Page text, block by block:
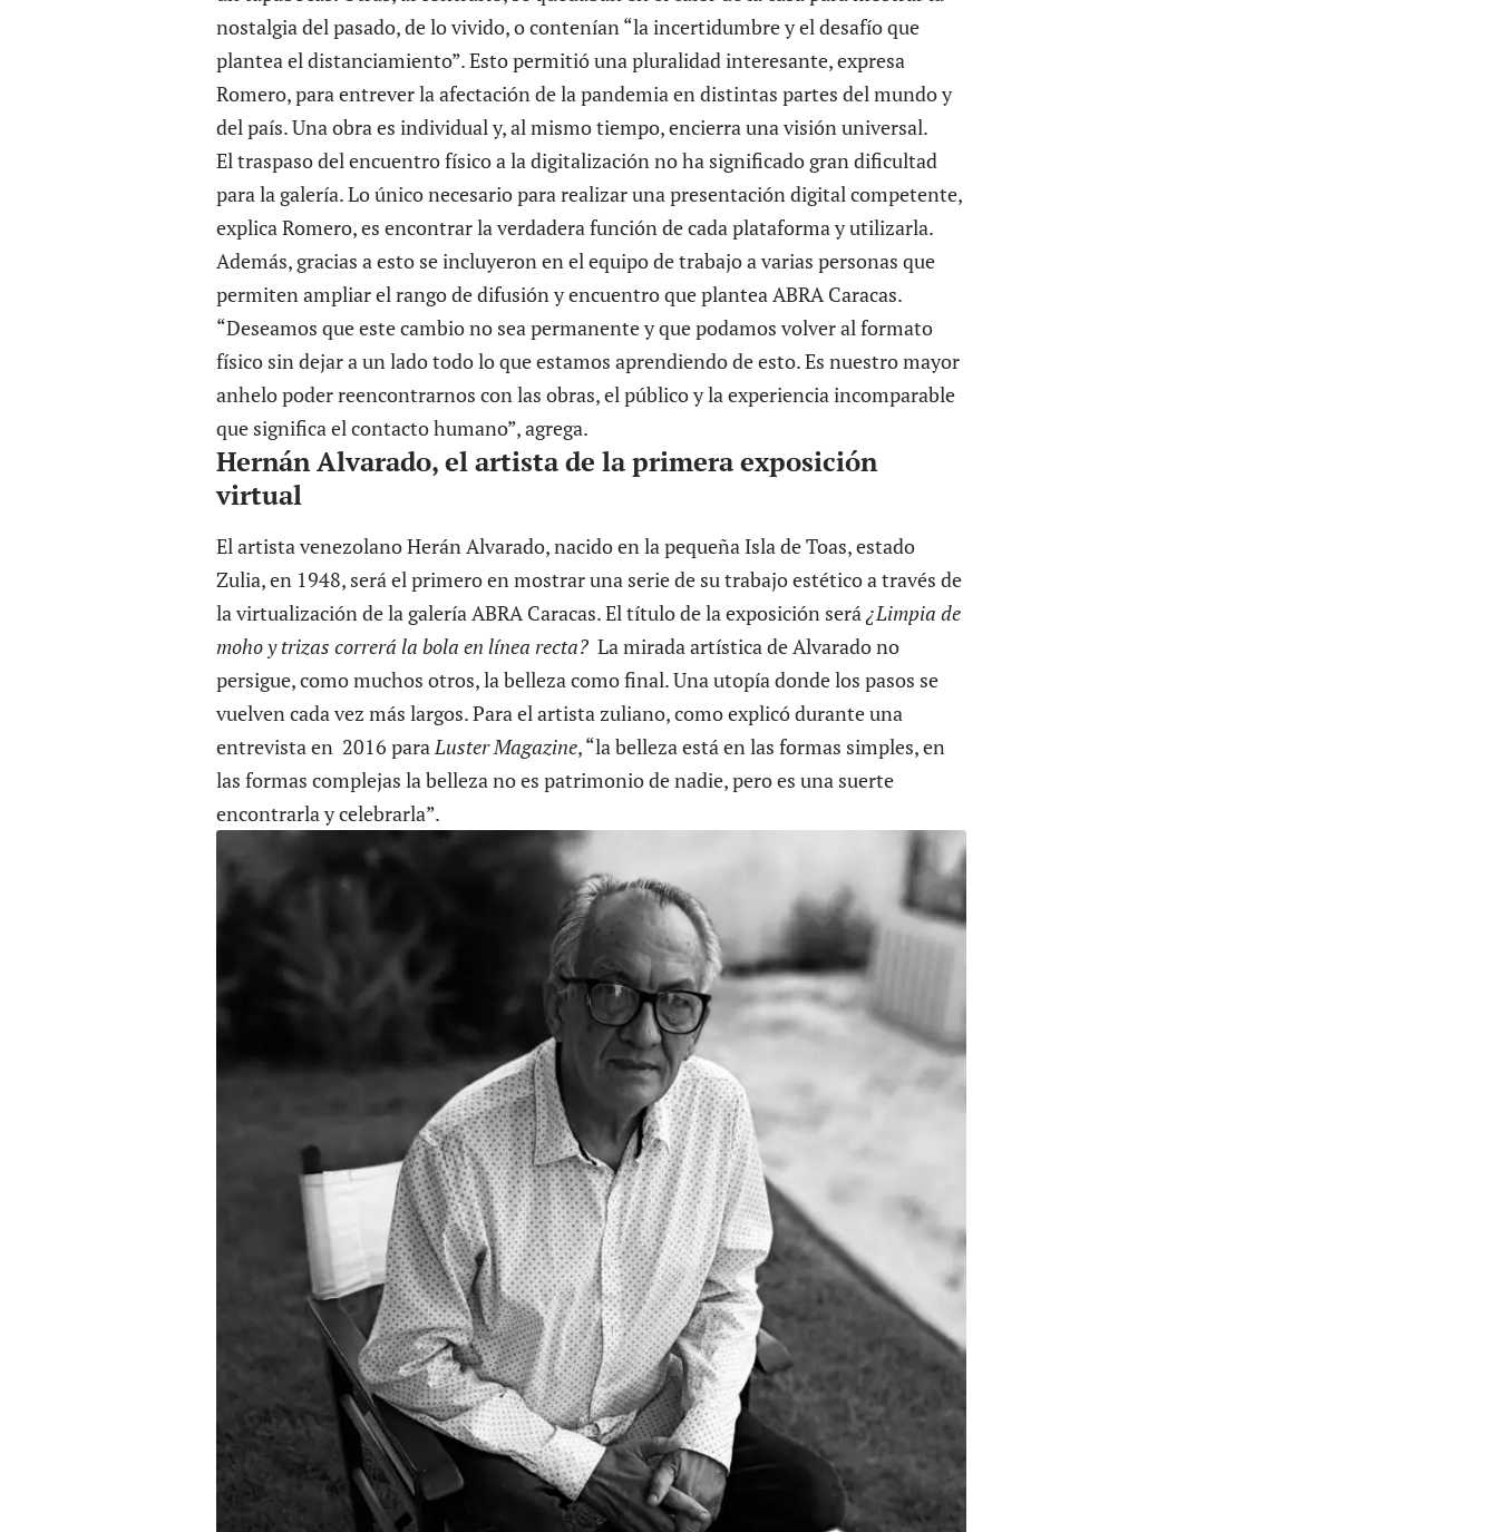
nostalgia del pasado, de lo vivido, o contenían “la incertidumbre y el desafío que
plantea el distanciamiento”. Esto permitió una pluralidad interesante, expresa
Romero, para entrever la afectación de la pandemia en distintas partes del mundo y
del país. Una obra es individual y, al mismo tiempo, encierra una visión universal.
El traspaso del encuentro físico a la digitalización no ha significado gran dificultad
para la galería. Lo único necesario para realizar una presentación digital competente,
explica Romero, es encontrar la verdadera función de cada plataforma y utilizarla.
Además, gracias a esto se incluyeron en el equipo de trabajo a varias personas que
permiten ampliar el rango de difusión y encuentro que plantea ABRA Caracas.
“Deseamos que este cambio no sea permanente y que podamos volver al formato
físico sin dejar a un lado todo lo que estamos aprendiendo de esto. Es nuestro mayor
anhelo poder reencontrarnos con las obras, el público y la experiencia incomparable
que significa el contacto humano”, agrega.
Hernán Alvarado, el artista de la primera exposición
virtual
El artista venezolano Herán Alvarado, nacido en la pequeña Isla de Toas, estado
Zulia, en 1948, será el primero en mostrar una serie de su trabajo estético a través de
la virtualización de la galería ABRA Caracas. El título de la exposición será¿Limpia de
moho y trizas correrá la bola en línea recta? La mirada artística de Alvarado no
persigue, como muchos otros, la belleza como final. Una utopía donde los pasos se
vuelven cada vez más largos. Para el artista zuliano, como explicó durante una
entrevista en 2016 paraLuster Magazine, “la belleza está en las formas simples, en
las formas complejas la belleza no es patrimonio de nadie, pero es una suerte
encontrarla y celebrarla”.